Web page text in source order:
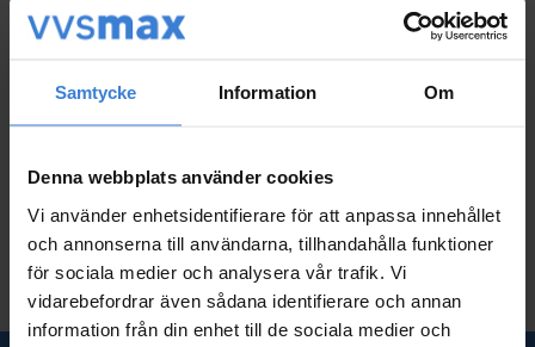
Samtycke Information Om
Denna webbplats använder cookies
Vi använder enhetsidentifierare för att anpassa innehållet
och annonserna till användarna, tillhandahålla funktioner
för sociala medier och analysera vår trafik. Vi
vidarebefordrar även sådana identifierare och annan
information från din enhet till de sociala medier och
mörgåsar 1300W Emeri
o
525KR
Lägg till i favoriter Lägg